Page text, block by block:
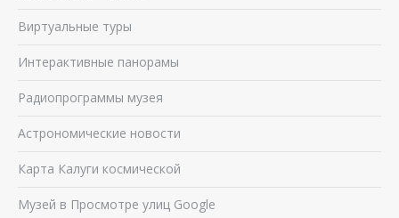
Виртуальные туры
Интерактивные панорамы
Радиопрограммы музея
Астрономические новости
Карта Калуги космической
Музей в Просмотре улиц Google